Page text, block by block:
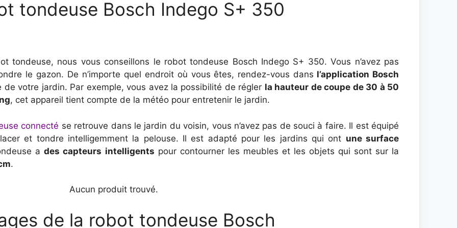
tondeuse Bosch Indego S+ 350
tondeuse, nous vous conseillons le robot tondeuse Bosch Indego S+ 350. Vous n’avez pas
le gazon. De n’importe quel endroit où vous êtes, rendez-vous dans l’application Bosch
votre jardin. Par exemple, vous avez la possibilité de régler la hauteur de coupe de 30 à 50
, cet appareil tient compte de la météo pour entretenir le jardin.
connecté se retrouve dans le jardin du voisin, vous n’avez pas de souci à faire. Il est équipé
et tondre intelligemment la pelouse. Il est adapté pour les jardins qui ont une surface
ades capteurs intelligents pour contourner les meubles et les objets qui sont sur la
.
Aucun produit trouvé.
de la robot tondeuse Bosch